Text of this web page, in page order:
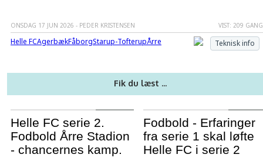
ONSDAG 17 JUN 2026 - PEDER KRISTENSEN VIST: 209
Helle FCAgerbækFåborgStarup-TofterupÅrre Teknisk info
Fik du læst ...
Helle FC serie 2.
Fodbold Årre Stadion
- chancernes kamp.
Fodbold - Erfaringer
fra serie 1 skal løfte
Helle FC i serie 2